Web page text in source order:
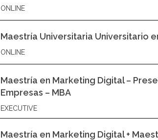
ONLINE
Maestría Universitaria Universitario
ONLINE
Maestría en Marketing Digital –
Empresas – MBA
EXECUTIVE
Maestría en Marketing Digital +